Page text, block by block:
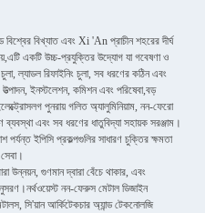
বিখ্যাত এবং Xi 'An প্রাচীন শহরের দীর্ঘ
একটি উচ্চ-প্রযুক্তির উদ্যোগ যা গবেষণা ও
ল্যাডল রিফাইনিং চুলা, সব ধরণের কঠিন এবং
ইনস্টলেশন, কমিশন এবং পরিষেবা,বড়
পুনরায় গলিত অ্যালুমিনিয়াম, নন-ফেরো
ব্যবস্থা এবং সব ধরণের ধাতুবিদ্যা সহায়ক সরঞ্জাম।
পর্যন্ত ইপিসি প্রকল্পগুলির সাধারণ চুক্তির ক্ষমতা
উন্নয়ন, গুণমান দ্বারা বেঁচে থাকার, এবং
নন-ফেরুস মেটাল ডিজাইন
সি'য়ান আর্কিটেকচার অ্যান্ড টেকনোলজি